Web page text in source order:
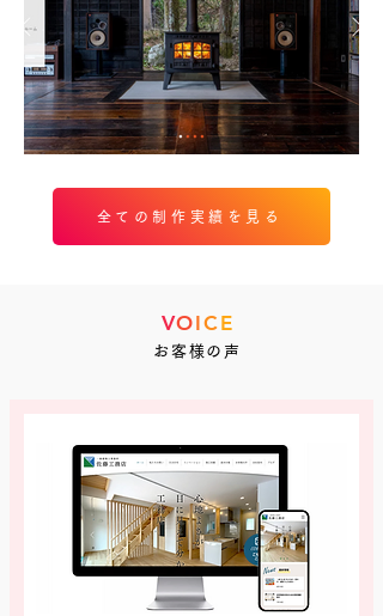
全ての制作実績を見る
VOICE
お客様の声